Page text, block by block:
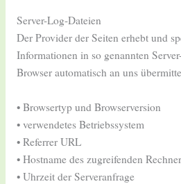
Server-Log-Dateien
Der Provider der Seiten erhebt und
Informationen in so genannten
Browser automatisch an uns
• Browsertyp und Browserversion
• verwendetes Betriebssystem
• Referrer URL
• Hostname des zugreifenden
• Uhrzeit der Serveranfrage